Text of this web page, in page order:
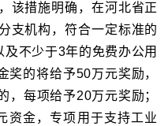
该措施明确，在河北省正
支机构，符合一定标准的
不少于3年的免费办公用
奖的将给予50万元奖励，
，每项给予20万元奖励；
资金，专项用于支持工业